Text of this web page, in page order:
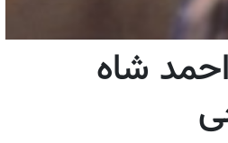
شاه